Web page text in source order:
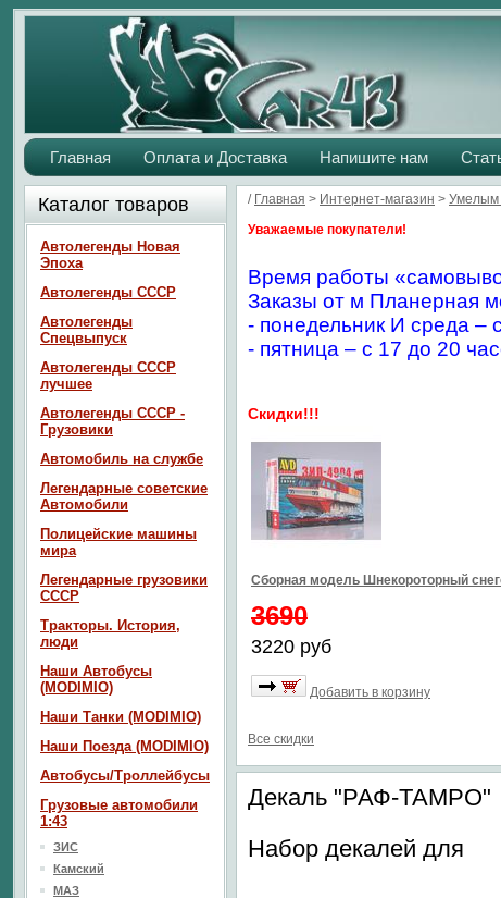
Главная Оплата и Доставка Напишите нам
/ Главная > Интернет-магазин > Умелым
Уважаемые покупатели!
Время работы
Заказы от м Планерная
- понедельник И среда –
- пятница – с 17 до 20
Скидки!!!
Сборная модель Шнекороторный
3690
3220 руб
Добавить в корзину
Все скидки
Декаль "РАФ-ТАМРО"
Набор декалей для
Каталог товаров
Автолегенды Новая
Эпоха
Автолегенды СССР
Автолегенды
Спецвыпуск
Автолегенды СССР
лучшее
Автолегенды СССР -
Грузовики
Автомобиль на службе
Легендарные советские
Автомобили
Полицейские машины
мира
Легендарные грузовики
СССР
Тракторы. История,
люди
Наши Автобусы
(MODIMIO)
Наши Танки (MODIMIO)
Наши Поезда (MODIMIO)
Автобусы/Троллейбусы
Грузовые автомобили
1:43
ЗИС
Камский
МАЗ